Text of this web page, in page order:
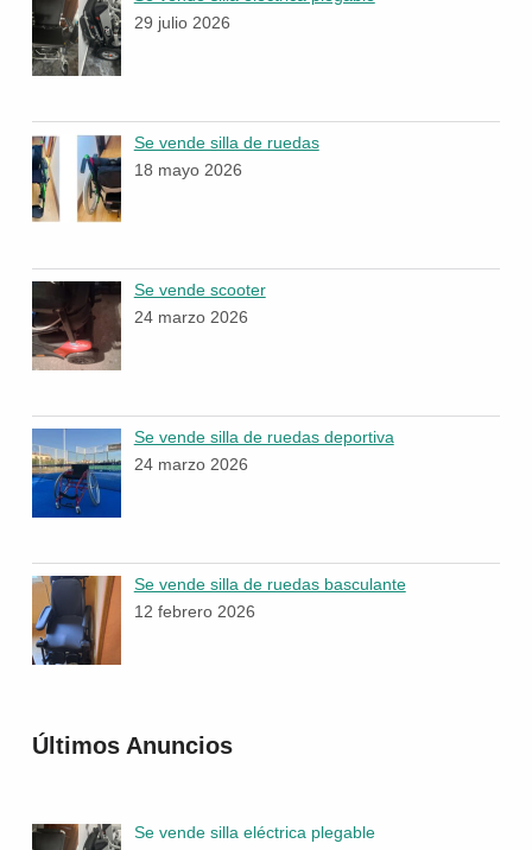
29 julio 2026
Se vende silla de ruedas
18 mayo 2026
Se vende scooter
24 marzo 2026
Se vende silla de ruedas deportiva
24 marzo 2026
Se vende silla de ruedas basculante
12 febrero 2026
Últimos Anuncios
Se vende silla eléctrica plegable